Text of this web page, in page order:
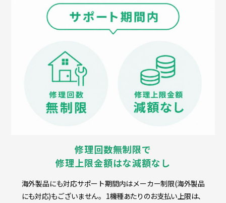
修理回数無制限で
修理上限金額はな減額なし
海外製品にも対応サポート期間内はメーカー制限(海外製品
にも対応)もございません。 1機種あたりのお支払い上限は、